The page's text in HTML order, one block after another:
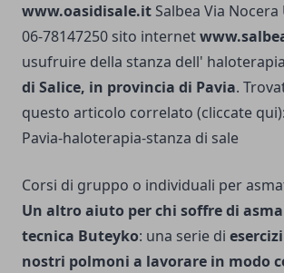
www.oasidisale.it Salbea Via
06-78147250 sito internet
usufruire della stanza dell'
di Salice, in provincia di Pavia.
questo articolo correlato (cliccate qui):
Pavia-haloterapia-stanza di sale
Corsi di gruppo o individuali per
Un altro aiuto per chi soffre di
tecnica Buteyko: una serie di
nostri polmoni a lavorare in modo